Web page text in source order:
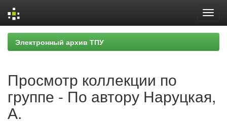
Skip
navigation
Электронный архив ТПУ
Просмотр коллекции по
группе - По автору Наруцкая,
А.